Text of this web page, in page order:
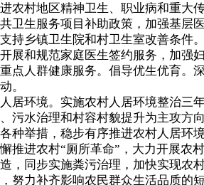
农村地区精神卫生、职业病和重大
卫生服务项目补助政策，加强基层
持乡镇卫生院和村卫生室改善条件
展和规范家庭医生签约服务，加强
点人群健康服务。倡导优生优育。
。
居环境。实施农村人居环境整治三
污水治理和村容村貌提升为主攻方
种举措，稳步有序推进农村人居环
推进农村“厕所革命”，大力开展农
，同步实施粪污治理，加快实现农
努力补齐影响农民群众生活品质的